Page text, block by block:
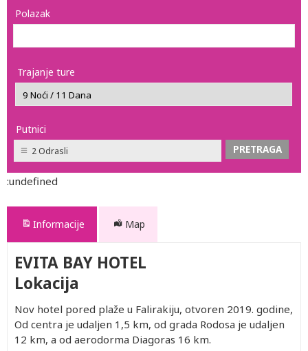
Polazak
Trajanje ture
Putnici
2 Odrasli
:undefined
Informacije Map
EVITA BAY HOTEL
Lokacija
Nov hotel pored plaže u Falirakiju, otvoren 2019. godine,
Od centra je udaljen 1,5 km, od grada Rodosa je udaljen
12 km, a od aerodorma Diagoras 16 km.